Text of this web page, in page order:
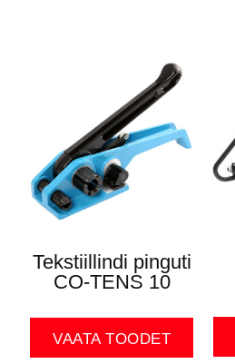
Tekstiillindi pinguti
CO-TENS 10
VAATA TOODET